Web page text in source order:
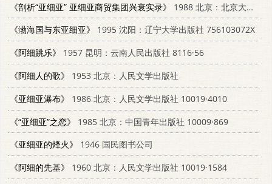
《剖析“亚细亚” 亚细亚商贸集团兴衰实录》
1988 北京：北京大学出版社 7301039212
《渤海国与东亚细亚》
1995 沈阳：辽宁大学出版社 756103072X
《阿细跳乐》
1957 昆明：云南人民出版社 8116·56
《阿细人的歌》
1953 北京：人民文学出版社
《亚细亚瀑布》
1986 北京：人民文学出版社 10019·4010
《“亚细亚”之恋》
1985 北京：中国青年出版社 10009·869
《亚细亚的烽火》
1946 国民图书公司
《阿细的先基》
1960 北京：人民文学出版社 10019·1584